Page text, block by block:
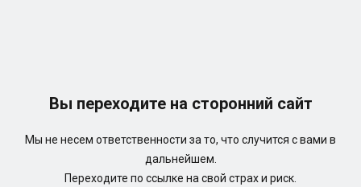
Вы переходите на сторонний сайт
Мы не несем ответственности за то, что случится с вами в
дальнейшем.
Переходите по ссылке на свой страх и риск.